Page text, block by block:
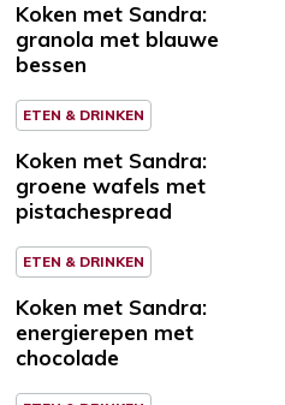
Koken met Sandra:
granola met blauwe
bessen
ETEN & DRINKEN
Koken met Sandra:
groene wafels met
pistachespread
ETEN & DRINKEN
Koken met Sandra:
energierepen met
chocolade